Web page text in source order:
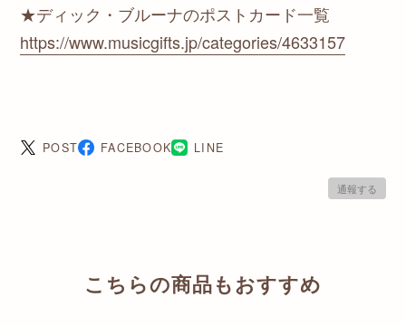
★ディック・ブルーナのポストカード一覧
https://www.musicgifts.jp/categories/4633157
POST FACEBOOK LINE
通報する
こちらの商品もおすすめ